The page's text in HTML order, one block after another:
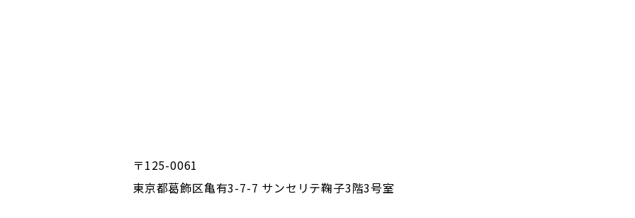
〒125-0061
東京都葛飾区亀有3-7-7 サンセリテ鞠子3階3号室